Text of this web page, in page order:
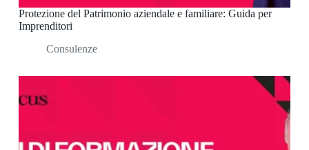
Protezione del Patrimonio aziendale e familiare: Guida per
Imprenditori
Consulenze